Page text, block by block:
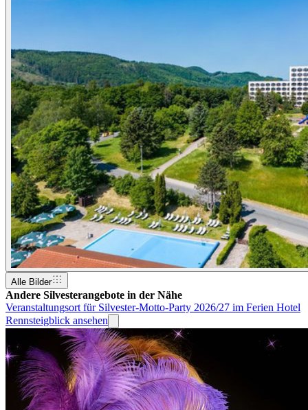
Alle Bilder
Andere Silvesterangebote in der Nähe
Veranstaltungsort für Silvester-Motto-Party 2026/27 im Ferien Hotel
Rennsteigblick ansehen